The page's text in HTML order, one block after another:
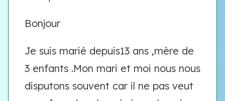
Bonjour
Je suis marié depuis13 ans ,mère de
3 enfants .Mon mari et moi nous nous
disputons souvent car il ne pas veut